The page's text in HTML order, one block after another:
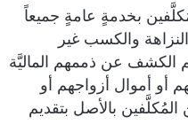
بخدمةٍ عامةٍ جميعاً
ثانياً) من قانون هيئة النزاهة والكسب غير
بتقديم الكشف عن ذممهم الماليَّة
أو أموال أزواجهم أو
المُكلَّفين بالأصل بتقديم